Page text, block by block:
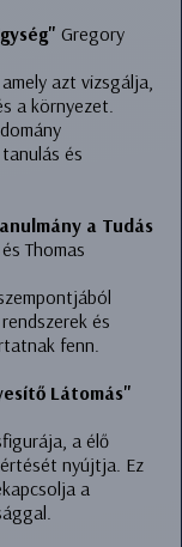
Gregory
azt vizsgálja,
a környezet.
és
a Tudás
Thomas
és
fenn.
Látomás"
a élő
nyújtja. Ez
a